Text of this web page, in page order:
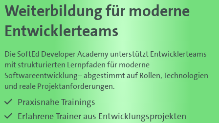
Weiterbildung für moderne
Entwicklerteams
Die SoftEd Developer Academy unterstützt Entwicklerteams
mit strukturierten Lernpfaden für moderne
Softwareentwicklung– abgestimmt auf Rollen, Technologien
und reale Projektanforderungen.
Praxisnahe Trainings
Erfahrene Trainer aus Entwicklungsprojekten